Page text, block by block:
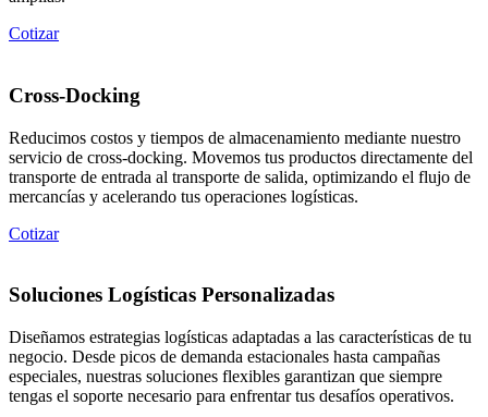
Cotizar
Cross-Docking
Reducimos costos y tiempos de almacenamiento mediante nuestro
servicio de cross-docking. Movemos tus productos directamente del
transporte de entrada al transporte de salida, optimizando el flujo de
mercancías y acelerando tus operaciones logísticas.
Cotizar
Soluciones Logísticas Personalizadas
Diseñamos estrategias logísticas adaptadas a las características de tu
negocio. Desde picos de demanda estacionales hasta campañas
especiales, nuestras soluciones flexibles garantizan que siempre
tengas el soporte necesario para enfrentar tus desafíos operativos.